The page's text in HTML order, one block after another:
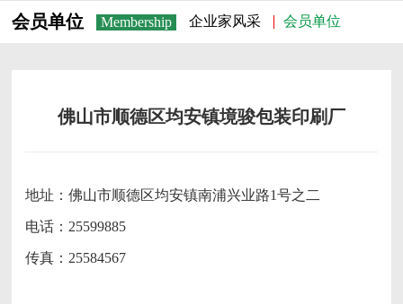
会员单位 Membership 企业家风采 会员单位
佛山市顺德区均安镇境骏包装印刷厂
地址：佛山市顺德区均安镇南浦兴业路1号之二
电话：25599885
传真：25584567